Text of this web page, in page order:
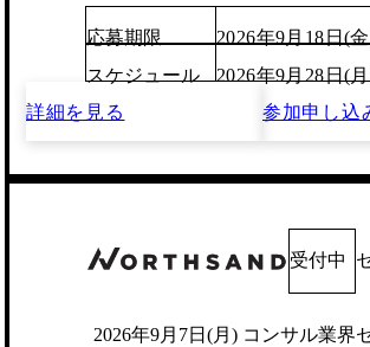
応募期限
2026年9月18日(
スケジュール
2026年9月28日(
詳細を見る
参加申し込
受付中
2026年9月7日(月) コンサル業界